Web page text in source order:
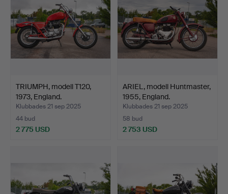
TRIUMPH, modell T120,
1973, England.
Klubbades 21 sep 2025
44 bud
2 775 USD
ARIEL, modell Huntmaster,
1955, England.
Klubbades 21 sep 2025
58 bud
2 753 USD